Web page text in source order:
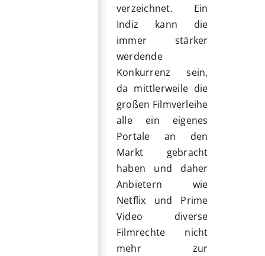
verzeichnet. Ein
Indiz kann die
immer stärker
werdende
Konkurrenz sein,
da mittlerweile die
großen Filmverleihe
alle ein eigenes
Portale an den
Markt gebracht
haben und daher
Anbietern wie
Netflix und Prime
Video diverse
Filmrechte nicht
mehr zur